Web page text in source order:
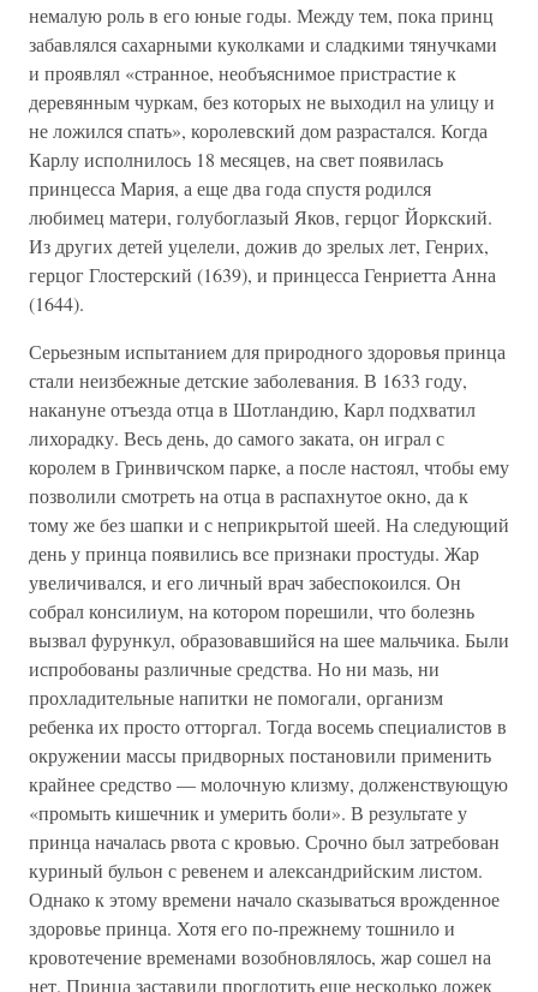
немалую роль в его юные годы. Между тем, пока принц
забавлялся сахарными куколками и сладкими тянучками
и проявлял «странное, необъяснимое пристрастие к
деревянным чуркам, без которых не выходил на улицу и
не ложился спать», королевский дом разрастался. Когда
Карлу исполнилось 18 месяцев, на свет появилась
принцесса Мария, а еще два года спустя родился
любимец матери, голубоглазый Яков, герцог Йоркский.
Из других детей уцелели, дожив до зрелых лет, Генрих,
герцог Глостерский (1639), и принцесса Генриетта Анна
(1644).
Серьезным испытанием для природного здоровья принца
стали неизбежные детские заболевания. В 1633 году,
накануне отъезда отца в Шотландию, Карл подхватил
лихорадку. Весь день, до самого заката, он играл с
королем в Гринвичском парке, а после настоял, чтобы ему
позволили смотреть на отца в распахнутое окно, да к
тому же без шапки и с неприкрытой шеей. На следующий
день у принца появились все признаки простуды. Жар
увеличивался, и его личный врач забеспокоился. Он
собрал консилиум, на котором порешили, что болезнь
вызвал фурункул, образовавшийся на шее мальчика. Были
испробованы различные средства. Но ни мазь, ни
прохладительные напитки не помогали, организм
ребенка их просто отторгал. Тогда восемь специалистов в
окружении массы придворных постановили применить
крайнее средство — молочную клизму, долженствующую
«промыть кишечник и умерить боли». В результате у
принца началась рвота с кровью. Срочно был затребован
куриный бульон с ревенем и александрийским листом.
Однако к этому времени начало сказываться врожденное
здоровье принца. Хотя его по-прежнему тошнило и
кровотечение временами возобновлялось, жар сошел на
нет. Принца заставили проглотить еще несколько ложек